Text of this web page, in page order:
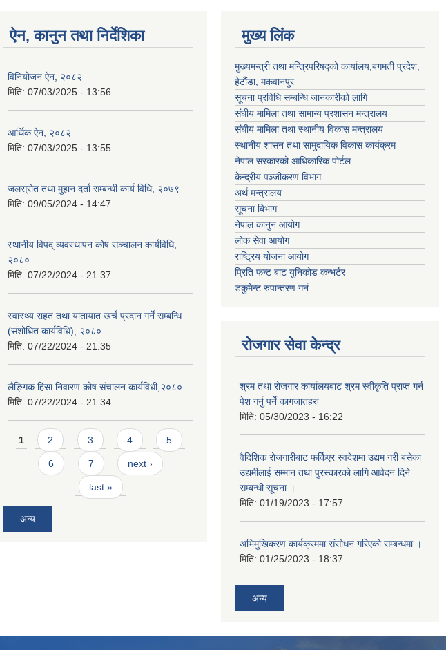
ऐन, कानुन तथा निर्देशिका
विनियोजन ऐन, २०८२
मिति: 07/03/2025 - 13:56
आर्थिक ऐन, २०८२
मिति: 07/03/2025 - 13:55
जलस्रोत तथा मुहान दर्ता सम्बन्धी कार्य विधि, २०७९
मिति: 09/05/2024 - 14:47
स्थानीय विपद् व्यवस्थापन कोष सञ्चालन कार्यविधि,
२०८०
मिति: 07/22/2024 - 21:37
स्वास्थ्य राहत तथा यातायात खर्च प्रदान गर्ने सम्बन्धि
(संशोधित कार्यविधि), २०८०
मिति: 07/22/2024 - 21:35
लैङ्गिक हिंसा निवारण कोष संचालन कार्यविधी,२०८०
मिति: 07/22/2024 - 21:34
Pages
1 2 3 4 5
6 7 next ›
last »
अन्य
मुख्य लिंक
मुख्यमन्त्री तथा मन्त्रिपरिषद्को कार्यालय,बगमती प्रदेश,
हेटौंडा, मकवानपुर
सूचना प्रविधि सम्बन्धि जानकारीको लागि
संघीय मामिला तथा सामान्य प्रशासन मन्त्रालय
संघीय मामिला तथा स्थानीय विकास मन्त्रालय
स्थानीय शासन तथा सामुदायिक विकास कार्यक्रम
नेपाल सरकारको आधिकारिक पोर्टल
केन्द्रीय पञ्जीकरण विभाग
अर्थ मन्त्रालय
सूचना बिभाग
नेपाल कानुन आयोग
लोक सेवा आयोग
राष्ट्रिय योजना आयोग
प्रिति फन्ट बाट युनिकोड कन्भर्टर
डकुमेन्ट रुपान्तरण गर्न
रोजगार सेवा केन्द्र
श्रम तथा रोजगार कार्यालयबाट श्रम स्वीकृति प्राप्त गर्न
पेश गर्नु पर्ने कागजातहरु
मिति: 05/30/2023 - 16:22
वैदिशिक रोजगारीबाट फर्किएर स्वदेशमा उद्यम गरी बसेका
उद्यमीलाई सम्मान तथा पुरस्कारको लागि आवेदन दिने
सम्बन्धी सूचना ।
मिति: 01/19/2023 - 17:57
अभिमुखिकरण कार्यक्रममा संसोधन गरिएको सम्बन्धमा ।
मिति: 01/25/2023 - 18:37
अन्य